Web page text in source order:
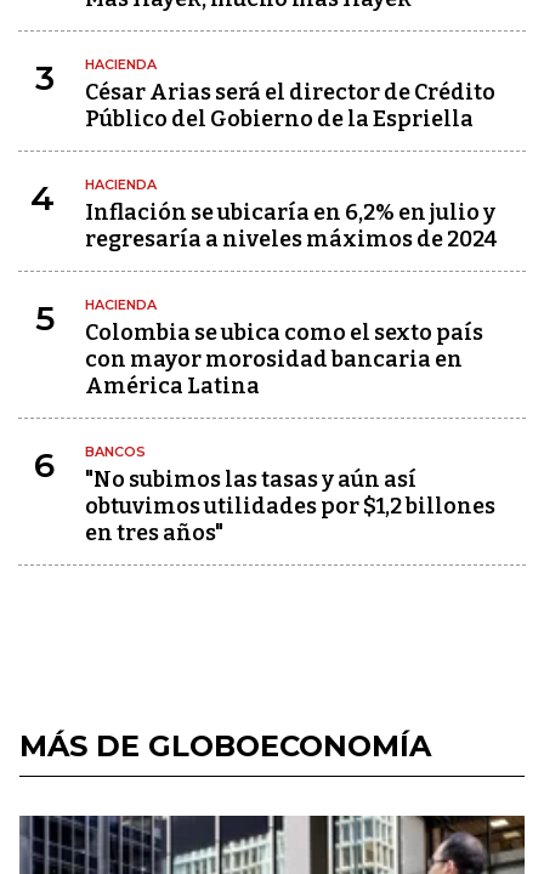
3 HACIENDA
César Arias será el director de Crédito
Público del Gobierno de la Espriella
4 HACIENDA
Inflación se ubicaría en 6,2% en julio y
regresaría a niveles máximos de 2024
5 HACIENDA
Colombia se ubica como el sexto país
con mayor morosidad bancaria en
América Latina
6 BANCOS
"No subimos las tasas y aún así
obtuvimos utilidades por $1,2 billones
en tres años"
MÁS DE GLOBOECONOMÍA